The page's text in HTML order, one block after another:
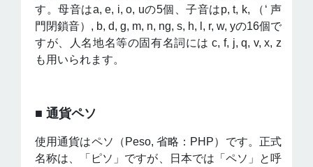
す。母音はa, e, i, o, uの5個、子音はp, t, k, （ʻ 声
門閉鎖音）, b, d, g, m, n, ng, s, h, l, r, w, yの16個で
すが、人名地名等の固有名詞には c, f, j, q, v, x, z
も用いられます。
■ 通貨ペソ
使用通貨はペソ（Peso, 省略：PHP）です。正式
名称は、「ピソ」ですが、日本では「ペソ」と呼